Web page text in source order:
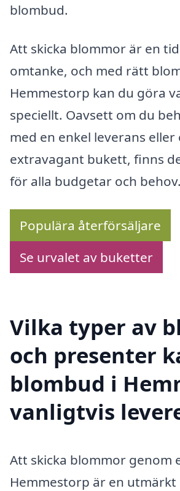
blombud.
Att skicka blommor är en
omtanke, och med rätt
Hemmestorp kan du göra
speciellt. Oavsett om du
med en enkel leverans eller
extravagant bukett, finns
för alla budgetar och behov.
Populära återförsäljare
Se urvalet av buketter
Vilka typer av
och presenter
blombud i
vanligtvis
Att skicka blommor genom
Hemmestorp är en